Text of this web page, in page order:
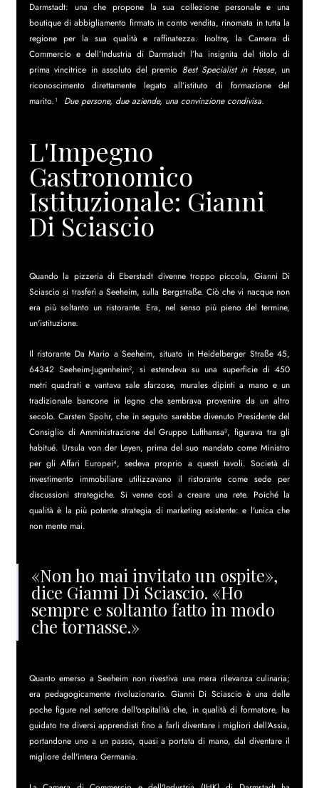
Darmstadt: una che propone la sua collezione personale e una
boutique di abbigliamento firmato in conto vendita, rinomata in tutta la
regione per la sua qualità e raffinatezza. Inoltre, la Camera di
Commercio e dell’Industria di Darmstadt l’ha insignita del titolo di
prima vincitrice in assoluto del premio Best Specialist in Hesse, un
riconoscimento direttamente legato all’istituto di formazione del
marito.¹ Due persone, due aziende, una convinzione condivisa.
L'Impegno
Gastronomico
Istituzionale: Gianni
Di Sciascio
Quando la pizzeria di Eberstadt divenne troppo piccola, Gianni Di
Sciascio si trasferì a Seeheim, sulla Bergstraße. Ciò che vi nacque non
era più soltanto un ristorante. Era, nel senso più pieno del termine,
un'istituzione.
Il ristorante Da Mario a Seeheim, situato in Heidelberger Straße 45,
64342 Seeheim-Jugenheim², si estendeva su una superficie di 450
metri quadrati e vantava sale sfarzose, murales dipinti a mano e un
tradizionale bancone in legno che sembrava provenire da un altro
secolo. Carsten Spohr, che in seguito sarebbe divenuto Presidente del
Consiglio di Amministrazione del Gruppo Lufthansa³, figurava tra gli
habitué. Ursula von der Leyen, prima del suo mandato come Ministro
per gli Affari Europei⁴, sedeva proprio a questi tavoli. Società di
investimento immobiliare utilizzavano il ristorante come sede per
discussioni strategiche. Si venne così a creare una rete. Poiché la
qualità è la più potente strategia di marketing esistente: e l'unica che
non mente mai.
«Non ho mai invitato un ospite»,
dice Gianni Di Sciascio. «Ho
sempre e soltanto fatto in modo
che tornasse.»
Quanto emerso a Seeheim non rivestiva una mera rilevanza culinaria;
era pedagogicamente rivoluzionario. Gianni Di Sciascio è una delle
poche figure nel settore dell'ospitalità che, in qualità di formatore, ha
guidato tre diversi apprendisti fino a farli diventare i migliori dell'Assia,
portandone uno a un passo, quasi a portata di mano, dal diventare il
migliore dell'intera Germania.